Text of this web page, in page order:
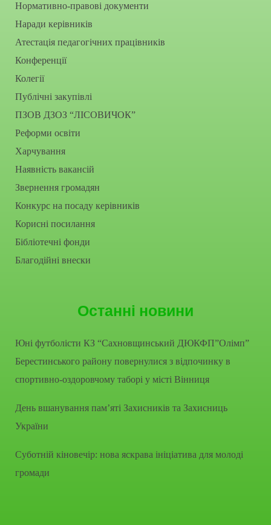
Нормативно-правові документи
Наради керівників
Атестація педагогічних працівників
Конференції
Колегії
Публічні закупівлі
ПЗОВ ДЗОЗ “ЛІСОВИЧОК”
Реформи освіти
Харчування
Наявність вакансій
Звернення громадян
Конкурс на посаду керівників
Корисні посилання
Бібліотечні фонди
Благодійні внески
Останні новини
Юні футболісти КЗ “Сахновщинський ДЮКФП”Олімп”
Берестинського району повернулися з відпочинку в
спортивно-оздоровчому таборі у місті Вінниця
День вшанування пам’яті Захисників та Захисниць
України
Суботній кіновечір: нова яскрава ініціатива для молоді
громади